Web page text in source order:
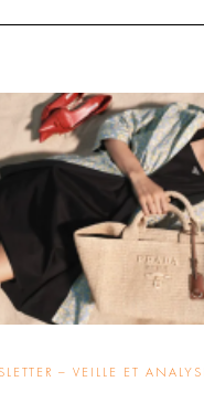
– VEILLE ET